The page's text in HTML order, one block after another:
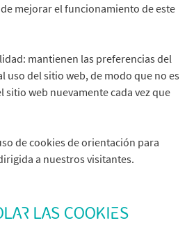
mejorar el funcionamiento de este
mantienen las preferencias del
uso del sitio web, de modo que no es
sitio web nuevamente cada vez que
de cookies de orientación para
a nuestros visitantes.
LAS COOKIES